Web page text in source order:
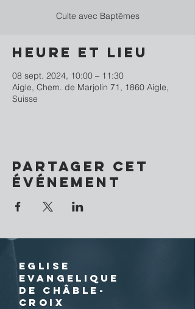
Culte avec Baptêmes
Heure et lieu
08 sept. 2024, 10:00 – 11:30
Aigle, Chem. de Marjolin 71, 1860 Aigle,
Suisse
Partager cet
événement
EGLISE
EVANGELIQUE
DE CHÂBLE-
CROIX